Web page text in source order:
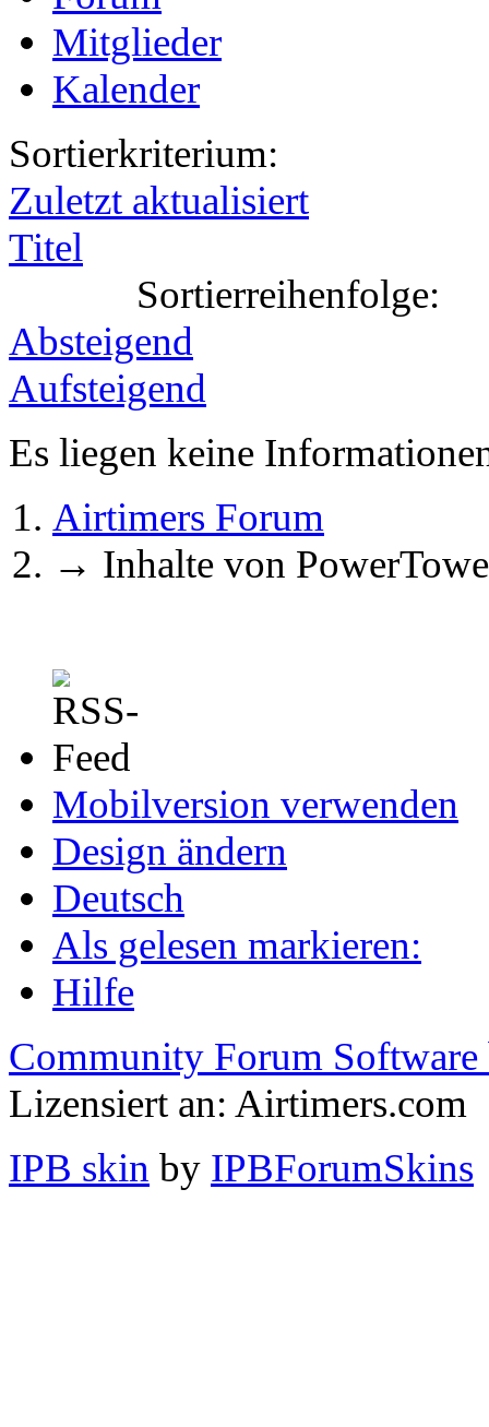
Mitglieder
Kalender
Sortierkriterium:
Zuletzt aktualisiert
Titel
Sortierreihenfolge:
Absteigend
Aufsteigend
Es liegen keine
Airtimers Forum
→ Inhalte von
Mobilversion verwenden
Design ändern
Deutsch
Als gelesen markieren:
Hilfe
Community Forum Software
Lizensiert an: Airtimers.com
IPB skin by IPBForumSkins